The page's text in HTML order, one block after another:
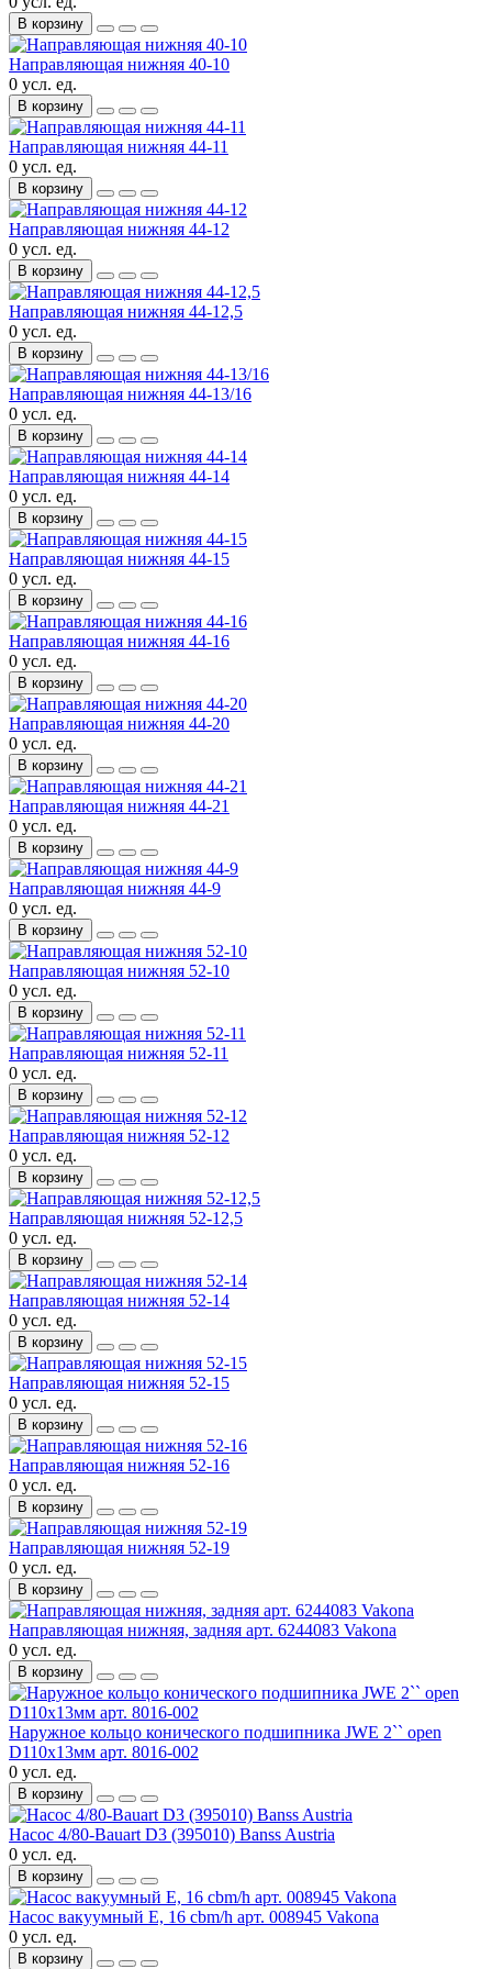
В корзину
Направляющая нижняя 40-10
0 усл. ед.
В корзину
Направляющая нижняя 44-11
0 усл. ед.
В корзину
Направляющая нижняя 44-12
0 усл. ед.
В корзину
Направляющая нижняя 44-12,5
0 усл. ед.
В корзину
Направляющая нижняя 44-13/16
0 усл. ед.
В корзину
Направляющая нижняя 44-14
0 усл. ед.
В корзину
Направляющая нижняя 44-15
0 усл. ед.
В корзину
Направляющая нижняя 44-16
0 усл. ед.
В корзину
Направляющая нижняя 44-20
0 усл. ед.
В корзину
Направляющая нижняя 44-21
0 усл. ед.
В корзину
Направляющая нижняя 44-9
0 усл. ед.
В корзину
Направляющая нижняя 52-10
0 усл. ед.
В корзину
Направляющая нижняя 52-11
0 усл. ед.
В корзину
Направляющая нижняя 52-12
0 усл. ед.
В корзину
Направляющая нижняя 52-12,5
0 усл. ед.
В корзину
Направляющая нижняя 52-14
0 усл. ед.
В корзину
Направляющая нижняя 52-15
0 усл. ед.
В корзину
Направляющая нижняя 52-16
0 усл. ед.
В корзину
Направляющая нижняя 52-19
0 усл. ед.
В корзину
Направляющая нижняя, задняя арт. 6244083 Vakona
0 усл. ед.
В корзину
Наружное кольцо конического подшипника JWE 2`` open
D110х13мм арт. 8016-002
0 усл. ед.
В корзину
Насос 4/80-Bauart D3 (395010) Banss Austria
0 усл. ед.
В корзину
Насос вакуумный E, 16 cbm/h арт. 008945 Vakona
0 усл. ед.
В корзину